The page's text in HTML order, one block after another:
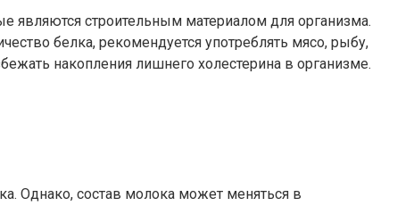
строительным материалом для организма.
белка, рекомендуется употреблять мясо, рыбу,
накопления лишнего холестерина в организме.
Однако, состав молока может меняться в